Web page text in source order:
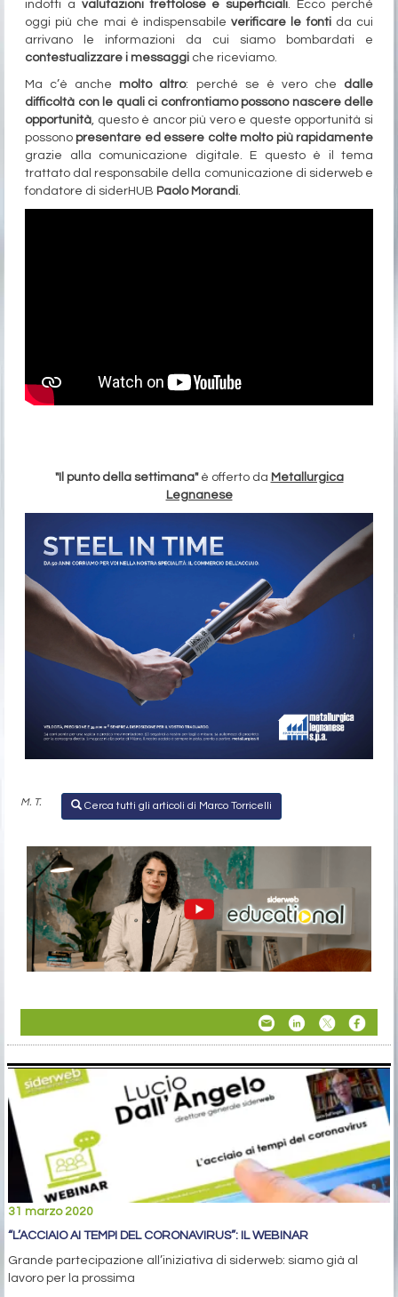
indotti a valutazioni frettolose e superficiali. Ecco perché
oggi più che mai è indispensabileverificare le fontida cui
arrivano le informazioni da cui siamo bombardati e
contestualizzare i messaggi che riceviamo.
Ma c’è anche molto altro: perché se è vero che dalle
difficoltà con le quali ci confrontiamo possono nascere delle
opportunità, questo è ancor più vero e queste opportunità si
possono presentare ed essere colte molto più rapidamente
grazie alla comunicazione digitale. E questo è il tema
trattato dal responsabile della comunicazione di siderweb e
fondatore di siderHUB Paolo Morandi.
"Il punto della settimana"è offerto da Metallurgica
Legnanese
M. T. Cerca tutti gli articoli di Marco Torricelli
31 marzo 2020
“L’ACCIAIO AI TEMPI DEL CORONAVIRUS”: IL WEBINAR
Grande partecipazione all’iniziativa di siderweb: siamo già al
lavoro per la prossima